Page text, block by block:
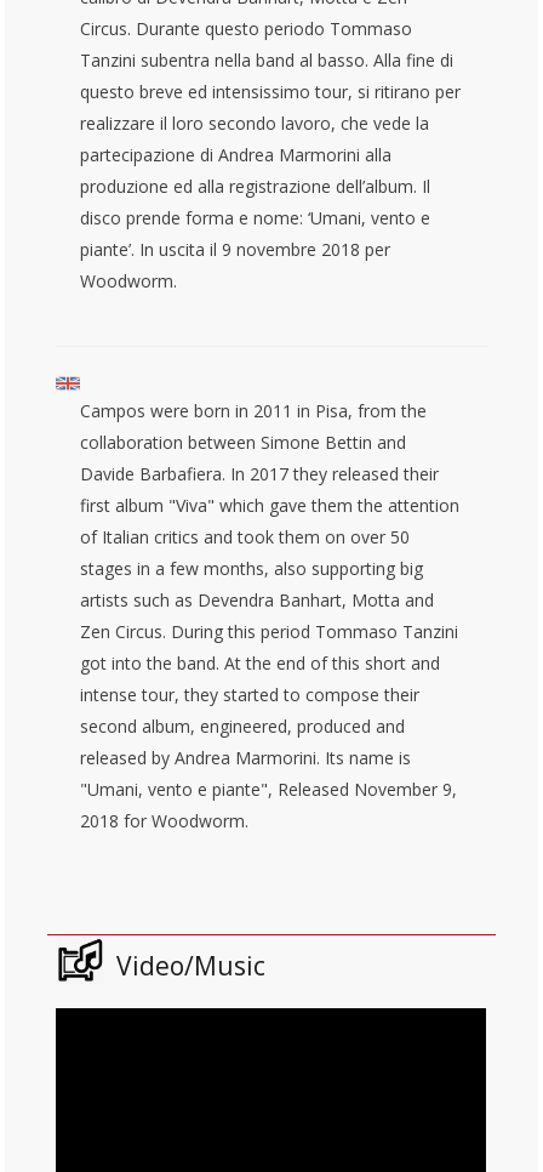
Circus. Durante questo periodo Tommaso
Tanzini subentra nella band al basso. Alla fine di
questo breve ed intensissimo tour, si ritirano per
realizzare il loro secondo lavoro, che vede la
partecipazione di Andrea Marmorini alla
produzione ed alla registrazione dell’album. Il
disco prende forma e nome: ‘Umani, vento e
piante’. In uscita il 9 novembre 2018 per
Woodworm.
Campos were born in 2011 in Pisa, from the
collaboration between Simone Bettin and
Davide Barbafiera. In 2017 they released their
first album "Viva" which gave them the attention
of Italian critics and took them on over 50
stages in a few months, also supporting big
artists such as Devendra Banhart, Motta and
Zen Circus. During this period Tommaso Tanzini
got into the band. At the end of this short and
intense tour, they started to compose their
second album, engineered, produced and
released by Andrea Marmorini. Its name is
"Umani, vento e piante", Released November 9,
2018 for Woodworm.
Video/Music